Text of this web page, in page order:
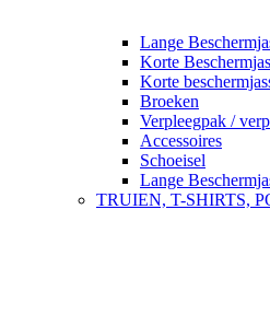
Lange
Korte
Korte
Broeken
Verpleegpak /
Accessoires
Schoeisel
Lange
TRUIEN, T-SHIRTS,